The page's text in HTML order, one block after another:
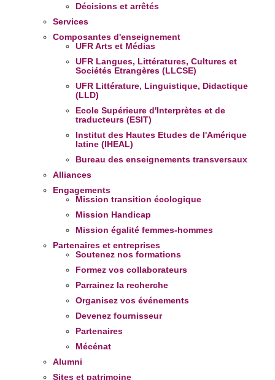
Décisions et arrêtés
Services
Composantes d'enseignement
UFR Arts et Médias
UFR Langues, Littératures, Cultures et
Sociétés Etrangères (LLCSE)
UFR Littérature, Linguistique, Didactique
(LLD)
Ecole Supérieure d'Interprètes et de
traducteurs (ESIT)
Institut des Hautes Etudes de l'Amérique
latine (IHEAL)
Bureau des enseignements transversaux
Alliances
Engagements
Mission transition écologique
Mission Handicap
Mission égalité femmes-hommes
Partenaires et entreprises
Soutenez nos formations
Formez vos collaborateurs
Parrainez la recherche
Organisez vos événements
Devenez fournisseur
Partenaires
Mécénat
Alumni
Sites et patrimoine